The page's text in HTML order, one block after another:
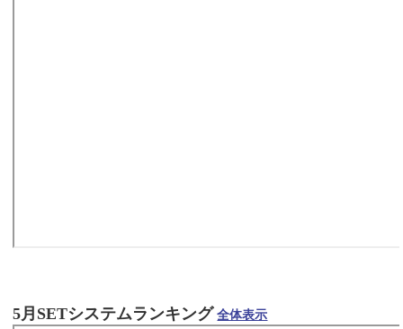
5月SETシステムランキング 全体表示